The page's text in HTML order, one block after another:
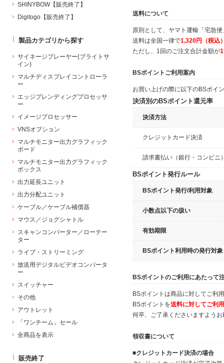
送料について
原則として、ヤマト運輸「宅急
送料は全国一律で1,320円（税込
ただし、1回のご注文合計金額が
BSポイントご利用案内
お買い上げの際に以下のBSポイ
決済別のBSポイント還元率
決済方法
クレジットカード決済
請求書払い（銀行・コンビ
BSポイント発行ルール
BSポイント発行/利用対象
小数点以下の扱い
有効期限
BSポイント利用時の発行対象
BSポイントのご利用にあたって
BSポイントは商品に対してご利
BSポイントを送料に対してご利
何卒、ご了承くださいますよう
領収書について
■クレジットカード決済の場合
SHINYBOW【販売終了】
Digitogo【販売終了】
製品カテゴリから探す
サイネージプレーヤー(ブライトサ
イン)
マルチディスプレイコントローラ
ー
エッジブレンディングプロセッサ
ー
イメージプロセッサー
VNSオプション
マルチモニター出力グラフィック
ボード
マルチモニター出力グラフィック
ボックス
出力延長ユニット
出力分配ユニット
ケーブル／ケーブル補償器
マウス／ジョグシャトル
スキャンコンバーター／ローテー
ター
ライブ・ストリーミング
放送用デジタルビデオコンバータ
ー
スイッチャー
その他
アウトレット
「ワンチーム」セール
全商品を表示
販売終了